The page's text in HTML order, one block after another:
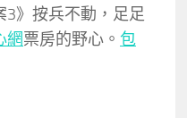
》按兵不動，足足
網票房的野心。 包